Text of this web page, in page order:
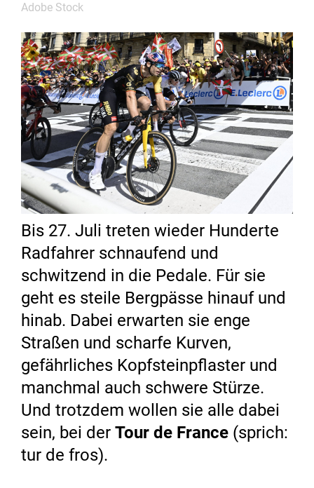
Adobe Stock
Bis 27. Juli treten wieder Hunderte
Radfahrer schnaufend und
schwitzend in die Pedale. Für sie
geht es steile Bergpässe hinauf und
hinab. Dabei erwarten sie enge
Straßen und scharfe Kurven,
gefährliches Kopfsteinpflaster und
manchmal auch schwere Stürze.
Und trotzdem wollen sie alle dabei
sein, bei der Tour de France (sprich:
tur de fros).